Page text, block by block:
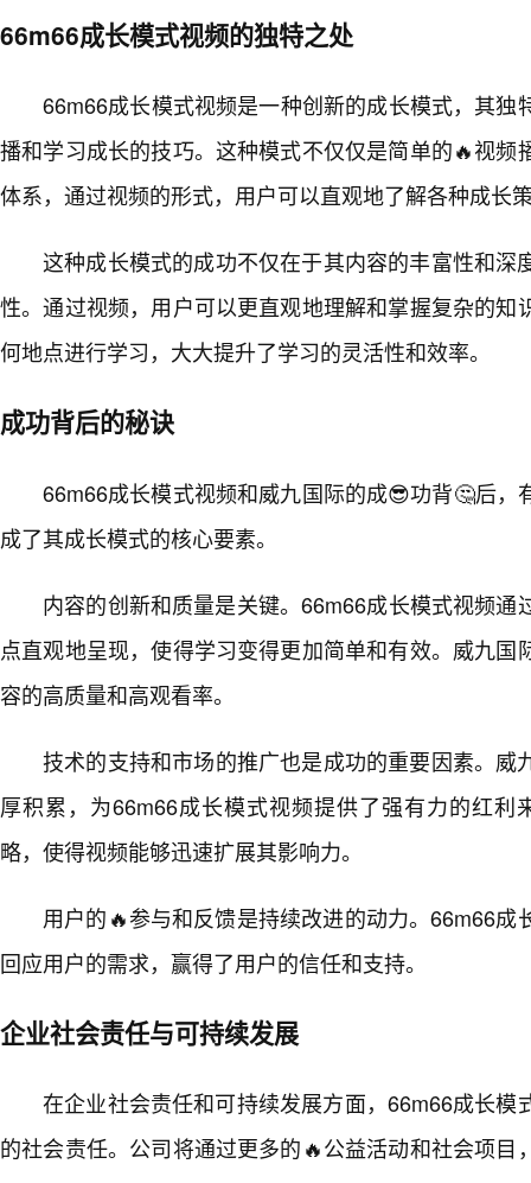
66m66成长模式视频的独特之处
66m66成长模式视频是一种创新的成长模式，其独
播和学习成长的技巧。这种模式不仅仅是简单的🔥视频
体系，通过视频的形式，用户可以直观地了解各种成长
这种成长模式的成功不仅在于其内容的丰富性和深
性。通过视频，用户可以更直观地理解和掌握复杂的知
何地点进行学习，大大提升了学习的灵活性和效率。
成功背后的秘诀
66m66成长模式视频和威九国际的成😎功背🤔后，
成了其成长模式的核心要素。
内容的创新和质量是关键。66m66成长模式视频通
点直观地呈现，使得学习变得更加简单和有效。威九国
容的高质量和高观看率。
技术的支持和市场的推广也是成功的重要因素。威
厚积累，为66m66成长模式视频提供了强有力的红利
略，使得视频能够迅速扩展其影响力。
用户的🔥参与和反馈是持续改进的动力。66m66成
回应用户的需求，赢得了用户的信任和支持。
企业社会责任与可持续发展
在企业社会责任和可持续发展方面，66m66成长模
的社会责任。公司将通过更多的🔥公益活动和社会项目